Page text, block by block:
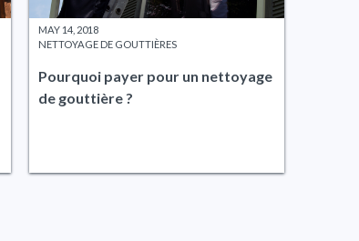
MAY 14, 2018
NETTOYAGE DE GOUTTIÈRES
Pourquoi payer pour un nettoyage
de gouttière ?